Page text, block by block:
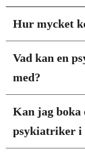
Hur mycket
Vad kan en
med?
Kan jag boka
psykiatriker i